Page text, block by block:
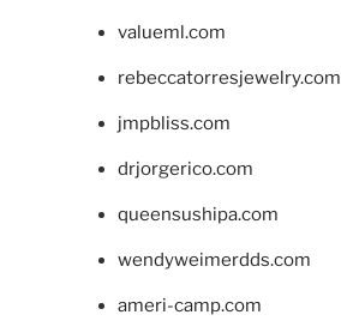
valueml.com
rebeccatorresjewelry.com
jmpbliss.com
drjorgerico.com
queensushipa.com
wendyweimerdds.com
ameri-camp.com